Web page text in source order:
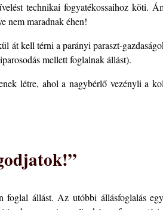
technikai fogyatékossaihoz köti.
nem maradnak éhen!
át kell térni a parányi paraszt-
mellett foglalnak állást).
létre, ahol a nagybérlő vezényli a
állást. Az utóbbi állásfoglalás